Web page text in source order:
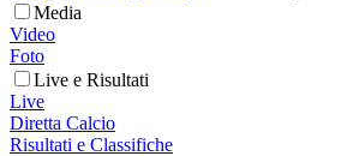
Media
Video
Foto
Live e Risultati
Live
Diretta Calcio
Risultati e Classifiche